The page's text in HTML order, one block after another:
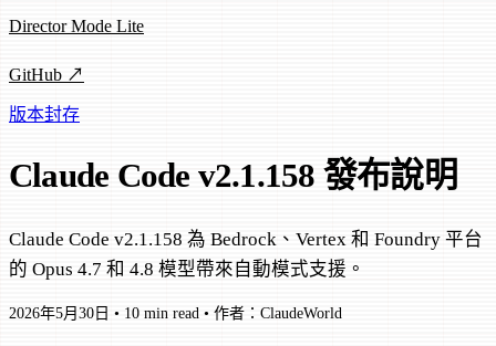
Director Mode Lite
GitHub ↗
版本封存
Claude Code v2.1.158 發布說明
Claude Code v2.1.158 為 Bedrock、Vertex 和 Foundry 平台
的 Opus 4.7 和 4.8 模型帶來自動模式支援。
2026年5月30日 • 10 min read • 作者：ClaudeWorld